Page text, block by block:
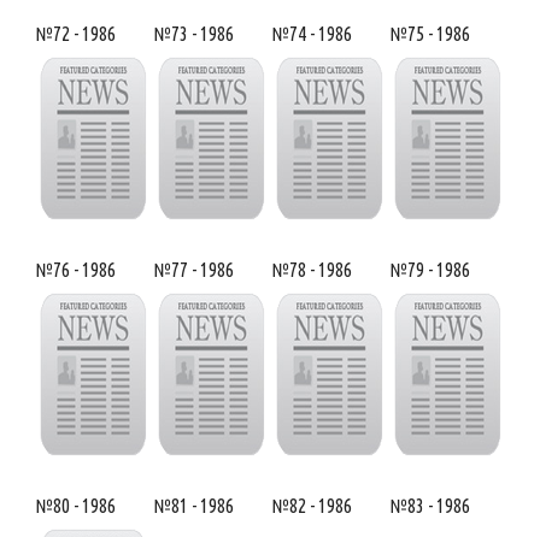
№72 - 1986 №73 - 1986 №74 - 1986 №75 - 1986
№76 - 1986 №77 - 1986 №78 - 1986 №79 - 1986
№80 - 1986 №81 - 1986 №82 - 1986 №83 - 1986